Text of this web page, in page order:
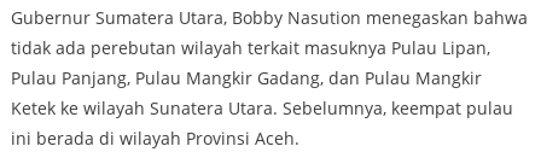
Gubernur Sumatera Utara, Bobby Nasution menegaskan bahwa
tidak ada perebutan wilayah terkait masuknya Pulau Lipan,
Pulau Panjang, Pulau Mangkir Gadang, dan Pulau Mangkir
Ketek ke wilayah Sunatera Utara. Sebelumnya, keempat pulau
ini berada di wilayah Provinsi Aceh.